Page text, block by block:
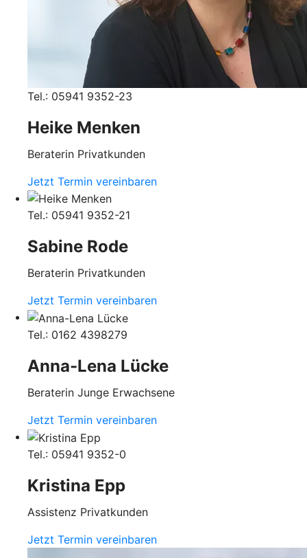
Tel.: 05941 9352-23
Heike Menken
Beraterin Privatkunden
Jetzt Termin vereinbaren
Tel.: 05941 9352-21
Sabine Rode
Beraterin Privatkunden
Jetzt Termin vereinbaren
Tel.: 0162 4398279
Anna-Lena Lücke
Beraterin Junge Erwachsene
Jetzt Termin vereinbaren
Tel.: 05941 9352-0
Kristina Epp
Assistenz Privatkunden
Jetzt Termin vereinbaren